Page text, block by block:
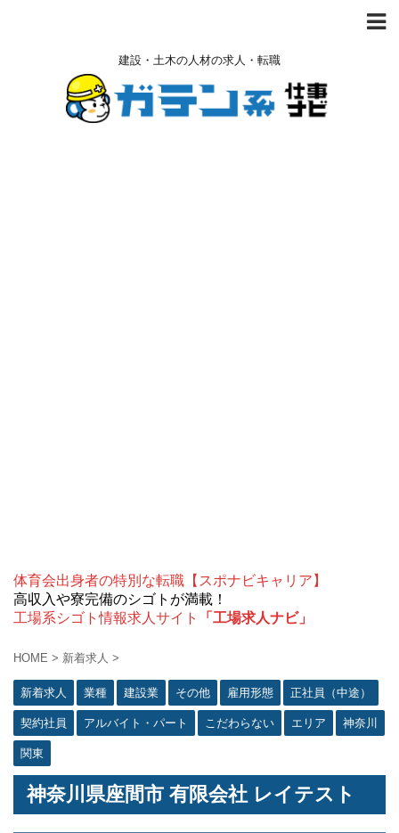
建設・土木の人材の求人・転職
体育会出身者の特別な転職【スポナビキャリア】
高収入や寮完備のシゴトが満載！
工場系シゴト情報求人サイト
「工場求人ナビ」
HOME > 新着求人 >
新着求人 業種 建設業 その他 雇用形態 正社員（中途）
契約社員 アルバイト・パート こだわらない エリア 神奈川
関東
神奈川県座間市 有限会社 レイテスト